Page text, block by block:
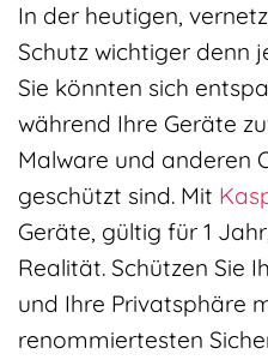
In der heutigen,
Schutz wichtiger denn
Sie könnten sich
während Ihre Geräte
Malware und anderen
geschützt sind. Mit
Geräte, gültig für 1
Realität. Schützen Sie
und Ihre Privatsphäre
renommiertesten